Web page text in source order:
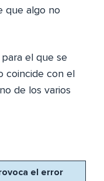
que algo no
el que se
coincide con el
de los varios
el error